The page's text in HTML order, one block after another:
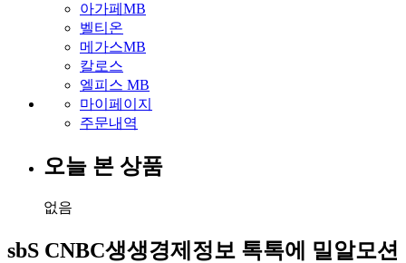
아가페MB
벨티온
메가스MB
칼로스
엘피스 MB
마이페이지
주문내역
오늘 본 상품
없음
sbS CNBC생생경제정보 톡톡에 밀알모션